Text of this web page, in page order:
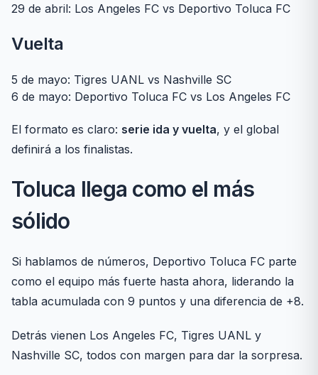
29 de abril: Los Angeles FC vs Deportivo Toluca FC
Vuelta
5 de mayo: Tigres UANL vs Nashville SC
6 de mayo: Deportivo Toluca FC vs Los Angeles FC
El formato es claro: serie ida y vuelta, y el global
definirá a los finalistas.
Toluca llega como el más
sólido
Si hablamos de números, Deportivo Toluca FC parte
como el equipo más fuerte hasta ahora, liderando la
tabla acumulada con 9 puntos y una diferencia de +8.
Detrás vienen Los Angeles FC, Tigres UANL y
Nashville SC, todos con margen para dar la sorpresa.